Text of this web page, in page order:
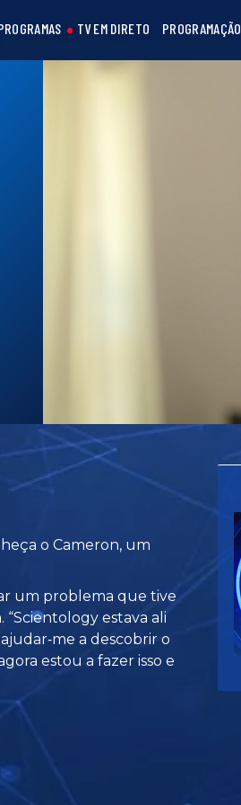
TV EM DIRETO PROGRAMAÇÃO
o Cameron, um
um problema que tive
“Scientology estava ali
a descobrir o
estou a fazer isso e